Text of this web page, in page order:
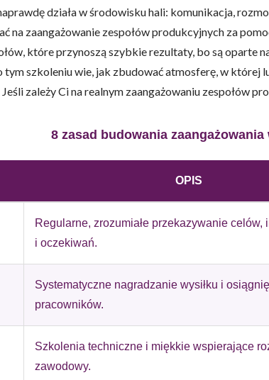
działa w środowisku hali: komunikacja,
na zaangażowanie zespołów produkcyjnych za
które przynoszą szybkie rezultaty, bo są
tym szkoleniu wie, jak zbudować atmosferę, w
zależy Ci na realnym zaangażowaniu zespołów
8 zasad budowania
OPIS
Regularne, zrozumiałe przekazywanie celów,
i oczekiwań.
Systematyczne nagradzanie wysiłku i
pracowników.
Szkolenia techniczne i miękkie wspierające
zawodowy.
Partnerzy mogą połączyć te informacje z innymi
nich. Te pliki cookie nie przechowują żadnych danych
dotyczące preferencji umożliwiają stronie zapamiętanie
język lub region, w którym znajduje się użytkownik.
pliki cookie pomagają właścicielem stron